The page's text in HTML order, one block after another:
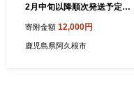
2月中旬以降順次発送予定＞
スプリング(計約10kg・37～
43個程) 柑橘 果物 フルーツ
寄附金額 12,000円
鹿児島県阿久根市